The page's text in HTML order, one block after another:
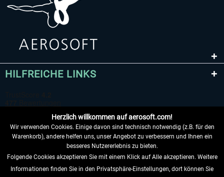
HILFREICHE LINKS
VERTRAG WIDERRUFEN
Herzlich willkommen auf aerosoft.com!
Wir verwenden Cookies. Einige davon sind technisch notwendig (z.B. für den
Warenkorb), andere helfen uns, unser Angebot zu verbessern und Ihnen ein
besseres Nutzererlebnis zu bieten.
Folgende Cookies akzeptieren Sie mit einem Klick auf Alle akzeptieren. Weitere
Informationen finden Sie in den Privatsphäre-Einstellungen, dort können Sie